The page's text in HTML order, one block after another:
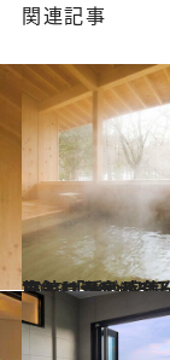
関連記事
2018.1.26
ひとり温泉が楽しめる名旅館 「隠れ家気分」で仕事もはかどる5軒
旅＆お出かけ